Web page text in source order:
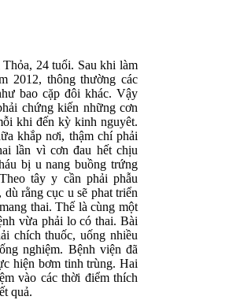
24 tuổi. Sau khi làm
2012, thông thường các
bao cặp đôi khác. Vậy
chứng kiến những cơn
khi đến kỳ kinh nguyêt.
khắp nơi, thậm chí phải
lần vì cơn đau hết chịu
bị u nang buồng trứng
tây y cần phải phẫu
rằng cục u sẽ phat triển
thai. Thế là cùng một
vừa phải lo có thai. Bài
chích thuốc, uống nhiều
nghiệm. Bệnh viện đã
hiện bơm tinh trùng. Hai
vào các thời điểm thích
quả.